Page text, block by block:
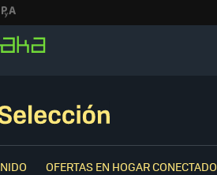
OFERTAS EN HOGAR CONECTADO